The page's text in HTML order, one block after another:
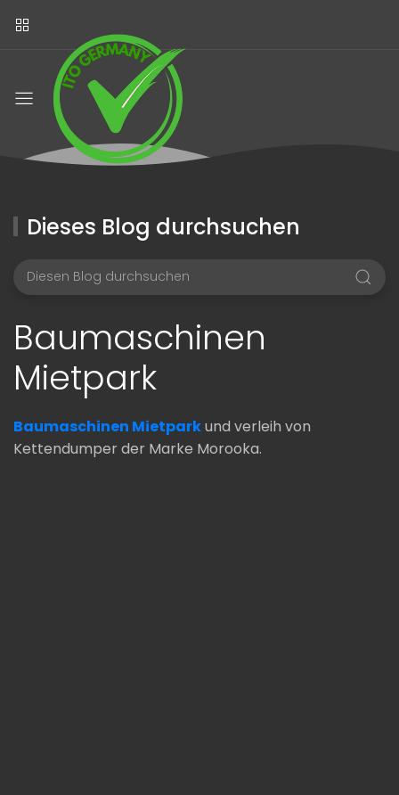
Dieses Blog durchsuchen
Baumaschinen
Mietpark
Baumaschinen Mietparkund verleih von
Kettendumper der Marke Morooka.